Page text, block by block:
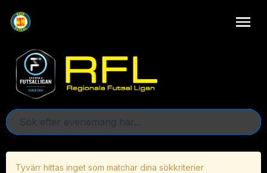
Tyvärr hittas inget som matchar dina sökkriterier